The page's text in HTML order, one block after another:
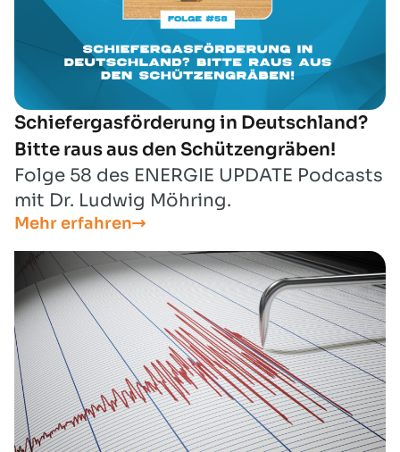
Schiefergasförderung in Deutschland?
Bitte raus aus den Schützengräben!
Folge 58 des ENERGIE UPDATE Podcasts
mit Dr. Ludwig Möhring.
Mehr erfahren